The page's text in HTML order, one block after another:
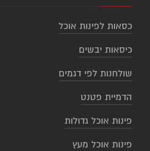
כסאות לפינות אוכל
כיסאות יבשים
שולחנות לפי דגמים
הדמיית פטנט
פינות אוכל גדולות
פינות אוכל מעץ